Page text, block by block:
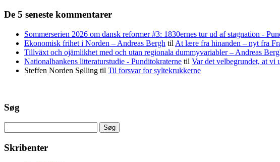
De 5 seneste kommentarer
Sommerserien 2026 om dansk reformer #3: 1830ernes tur ud af stagnation -
Ekonomisk frihet i Norden – Andreas Bergh til At lære fra hinanden – nyt fra
Tillväxt och ojämlikhet med och utan regionala dummyvariabler – Andreas
Nationalbankens litteraturstudie - Punditokraterne til Var det velbegrundet, at vi
Steffen Norden Sølling til Til forsvar for syltekrukkerne
Søg
efter:
Skribenter